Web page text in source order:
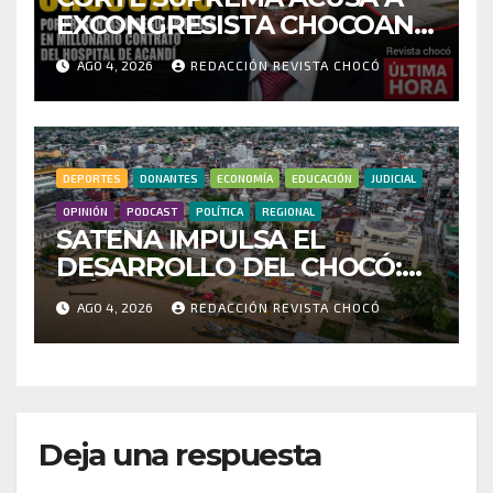
EXCONGRESISTA CHOCOANO
POR PRESUNTAS
IRREGULARIDADES EN
MILLONARIO CONTRATO
DEL HOSPITAL DE ACANDÍ
AGO 4, 2026 REDACCIÓN REVISTA CHOCÓ
DEPORTES DONANTES ECONOMÍA EDUCACIÓN JUDICIAL
OPINIÓN PODCAST POLÍTICA REGIONAL
SATENA IMPULSA EL
DESARROLLO DEL CHOCÓ:
MÁS DE 35 MIL PASAJEROS
MOVILIZADOS Y NUEVAS
RUTAS FORTALECEN LA
AGO 4, 2026 REDACCIÓN REVISTA CHOCÓ
Deja una respuesta